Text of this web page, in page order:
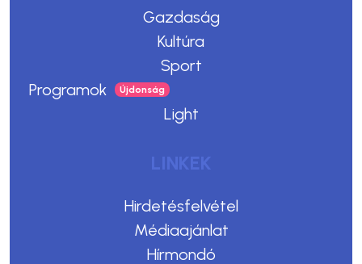
Gazdaság
Kultúra
Sport
Programok
Light
LINKEK
Hirdetésfelvétel
Médiaajánlat
Hírmondó